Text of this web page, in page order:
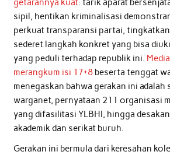
getarannya kuat: tarik aparat
sipil, hentikan kriminalisasi
perkuat transparansi partai,
sederet langkah konkret yang bisa
yang peduli terhadap republik ini.
merangkum isi 17+8beserta tenggat
menegaskan bahwa gerakan ini adalah
warganet, pernyataan 211 organisasi
yang difasilitasi YLBHI, hingga
akademik dan serikat buruh.
Gerakan ini bermula dari keresahan